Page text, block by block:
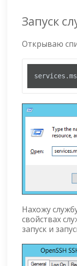
Запуск
Открываю
services
Нахожу
свойствах
запуск и